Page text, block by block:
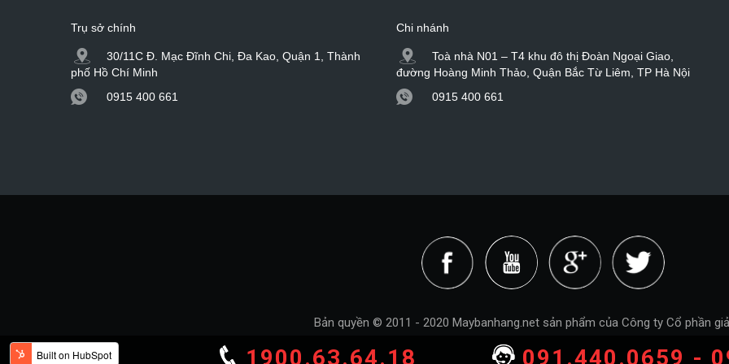
Trụ sở chính
30/11C Đ. Mạc Đĩnh Chi, Đa Kao, Quận 1, Thành
phố Hồ Chí Minh
0915 400 661
Chi nhánh
Toà nhà N01 – T4 khu đô thị Đoàn Ngoại Giao,
đường Hoàng Minh Thảo, Quận Bắc Từ Liêm, TP Hà Nội
0915 400 661
Bản quyền © 2011 - 2020 Maybanhang.net sản phẩm của Công ty Cổ phần
1900.63.64.18 091.440.0659 -